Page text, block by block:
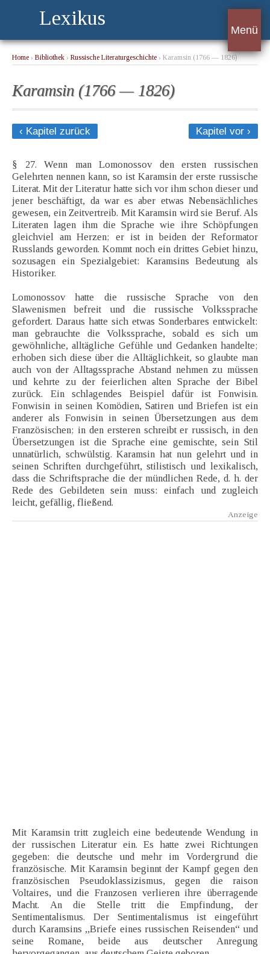
Lexikus
Menü
Home › Bibliothek › Russische Literaturgeschichte › Karamsin (1766 — 1826)
Karamsin (1766 — 1826)
‹ Kapitel zurück Kapitel vor ›
§ 27. Wenn man Lomonossov den ersten russischen
Gelehrten nennen kann, so ist Karamsin der erste russische
Literat. Mit der Literatur hatte sich vor ihm schon dieser und
jener beschäftigt, da war es aber etwas Nebensächliches
gewesen, ein Zeitvertreib. Mit Karamsin wird sie Beruf. Als
Literaten lagen ihm die Sprache wie ihre Schöpfungen
gleichviel am Herzen; er ist in beiden der Reformator
Russlands geworden. Kommt noch ein drittes Gebiet hinzu,
sozusagen ein Spezialgebiet: Karamsins Bedeutung als
Historiker.
Lomonossov hatte die russische Sprache von den
Slawenismen befreit und die russische Volkssprache
gefordert. Daraus hatte sich etwas Sonderbares entwickelt:
man gebrauchte die Volkssprache, sobald es sich um
gewöhnliche, alltägliche Gefühle und Gedanken handelte;
erhoben sich diese über die Alltäglichkeit, so glaubte man
auch von der Alltagssprache Abstand nehmen zu müssen
und kehrte zu der feierlichen alten Sprache der Bibel
zurück. Ein schlagendes Beispiel dafür ist Fonwisin.
Fonwisin in seinen Komödien, Satiren und Briefen ist ein
anderer als Fonwisin in seinen Übersetzungen aus dem
Französischen; in den ersteren schreibt er russisch, in den
Übersetzungen ist die Sprache eine gemischte, sein Stil
unnatürlich, schwülstig. Karamsin hat nun gelehrt und in
seinen Schriften durchgeführt, stilistisch und lexikalisch,
dass die Schriftsprache die der mündlichen Rede, d. h. der
Rede des Gebildeten sein muss: einfach und zugleich
leicht, gefällig, fließend.
Mit Karamsin tritt zugleich eine bedeutende Wendung in
der russischen Literatur ein. Es hatte zwei Richtungen
gegeben: die deutsche und mehr im Vordergrund die
französische. Mit Karamsin beginnt der Kampf gegen den
französischen Pseudoklassizismus, gegen die raison
Voltaires, und die Franzosen verlieren ihre überragende
Macht. An die Stelle tritt die Empfindung, der
Sentimentalismus. Der Sentimentalismus ist eingeführt
durch Karamsins ,,Briefe eines russischen Reisenden“ und
seine Romane, beide aus deutscher Anregung